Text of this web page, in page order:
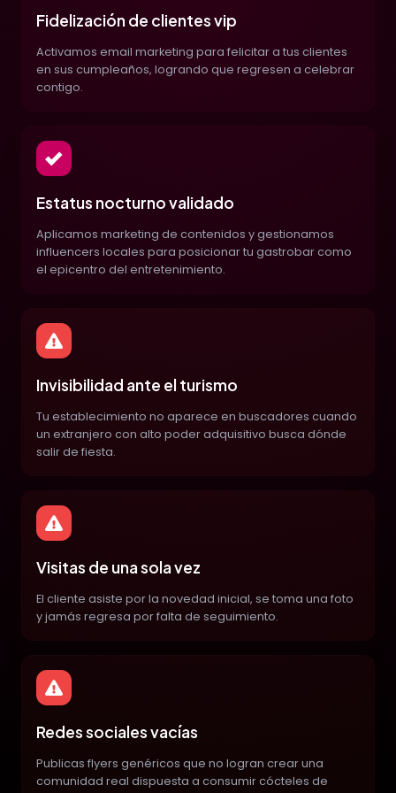
Fidelización de clientes vip
Activamos email marketing para felicitar a tus clientes
en sus cumpleaños, logrando que regresen a celebrar
contigo.
Estatus nocturno validado
Aplicamos marketing de contenidos y gestionamos
influencers locales para posicionar tu gastrobar como
el epicentro del entretenimiento.
Invisibilidad ante el turismo
Tu establecimiento no aparece en buscadores cuando
un extranjero con alto poder adquisitivo busca dónde
salir de fiesta.
Visitas de una sola vez
El cliente asiste por la novedad inicial, se toma una foto
y jamás regresa por falta de seguimiento.
Redes sociales vacías
Publicas flyers genéricos que no logran crear una
comunidad real dispuesta a consumir cócteles de